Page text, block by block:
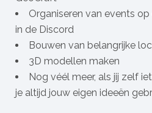
Organiseren van events
in de Discord
Bouwen van belangrijke
3D modellen maken
Nog véél meer, als jij zelf
je altijd jouw eigen ideeën